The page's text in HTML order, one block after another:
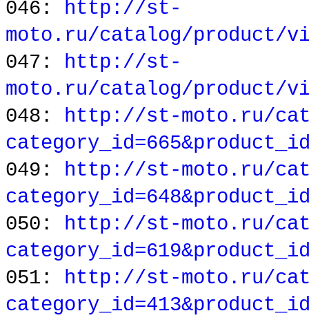
046: http://st-
moto.ru/catalog/product/
047: http://st-
moto.ru/catalog/product/
048: http://st-moto.ru/
049: http://st-moto.ru/
050: http://st-moto.ru/
051: http://st-moto.ru/